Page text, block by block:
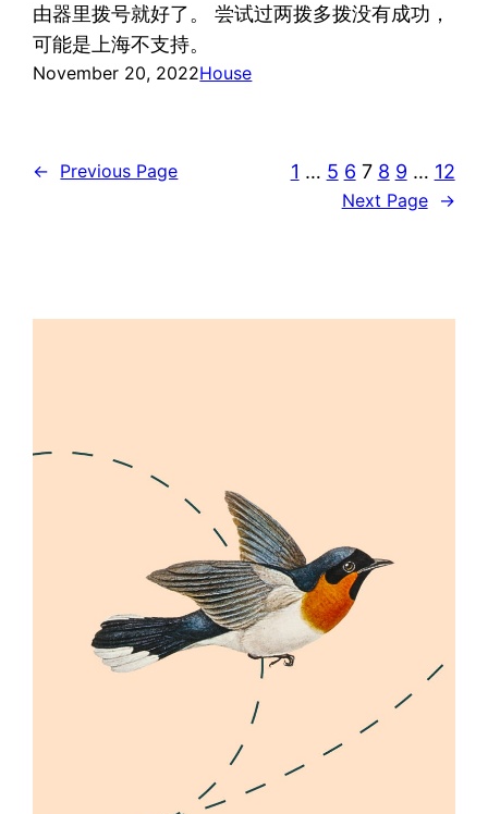
由器里拨号就好了。 尝试过两拨多拨没有成功，
可能是上海不支持。
November 20, 2022House
← Previous Page 1 … 5 6 7 8 9 … 12
Next Page →